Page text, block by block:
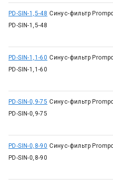
PD-SIN-1,5-48 Синус-фильтр
PD-SIN-1,5-48
PD-SIN-1,1-60 Синус-фильтр
PD-SIN-1,1-60
PD-SIN-0,9-75 Синус-фильтр
PD-SIN-0,9-75
PD-SIN-0,8-90 Синус-фильтр
PD-SIN-0,8-90